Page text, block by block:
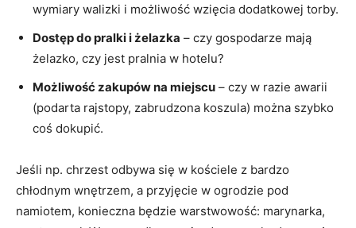
wymiary walizki i możliwość wzięcia dodatkowej torby.
Dostęp do pralki i żelazka – czy gospodarze mają
żelazko, czy jest pralnia w hotelu?
Możliwość zakupów na miejscu – czy w razie awarii
(podarta rajstopy, zabrudzona koszula) można szybko
coś dokupić.
Jeśli np. chrzest odbywa się w kościele z bardzo
chłodnym wnętrzem, a przyjęcie w ogrodzie pod
namiotem, konieczna będzie warstwowość: marynarka,